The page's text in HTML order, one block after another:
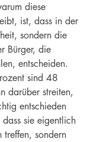
diese
ist, dass in der
sondern die
Bürger, die
entscheiden.
sind 48
darüber streiten,
entschieden
sie eigentlich
treffen, sondern